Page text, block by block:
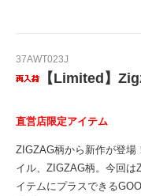
37AWT023J
【Limited】
直営店限定アイテム
ZIGZAG柄から新作が登場
イル、ZIGZAG柄。今回は
イテムにプラスできる